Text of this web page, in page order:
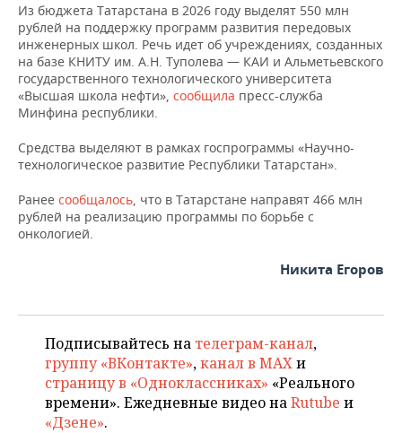
ОТКРЫТАЯ ЛЕКЦИЯ
БАСКЕТБОЛ
ВОЛЕЙБОЛ
КИБЕРСПОРТ
ФИГУРНОЕ КАТАНИЕ
ВОДНЫЕ ВИДЫ СПОРТА
ХОККЕЙ С МЯЧОМ
ИНФРАСТРУКТУРА
ИСТОРИЯ
КУЛЬТУРА
МЕДИЦИНА
ОБРАЗОВАНИЕ
ПРОИСШЕСТВИЯ
СПРАВОЧНИК
СПИСОК ПЕРСОН
СПИСОК КОМПАНИЙ
ПОЛНАЯ ВЕРСИЯ
Из бюджета Татарстана в 2026 году выделят 550 млн
рублей на поддержку программ развития передовых
инженерных школ. Речь идет об учреждениях, созданных
на базе КНИТУ им. А.Н. Туполева — КАИ и Альметьевского
государственного технологического университета
«Высшая школа нефти», сообщила пресс-служба
Минфина республики.
Средства выделяют в рамках госпрограммы «Научно-
технологическое развитие Республики Татарстан».
Ранее сообщалось , что в Татарстане направят 466 млн
рублей на реализацию программы по борьбе с
онкологией.
Никита Егоров
Подписывайтесь на телеграм-канал,
группу «ВКонтакте»,канал в MAXи
страницу в «Одноклассниках» «Реального
времени». Ежедневные видео наRutube и
«Дзене».